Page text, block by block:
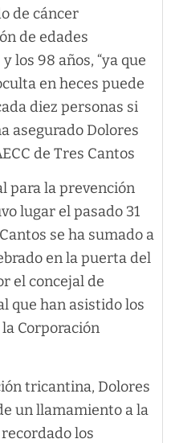
de cáncer
de edades
los 98 años, “ya que
en heces puede
diez personas si
asegurado Dolores
de Tres Cantos
para la prevención
lugar el pasado 31
se ha sumado a
en la puerta del
el concejal de
que han asistido los
Corporación
tricantina, Dolores
un llamamiento a la
los